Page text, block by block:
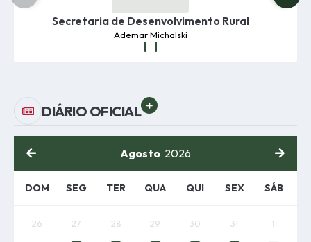
Secretaria de Desenvolvimento Rural
Ademar Michalski
DIÁRIO OFICIAL
Agosto 2026
DOM SEG TER QUA QUI SEX SÁB
26 27 28 29 30 31 1